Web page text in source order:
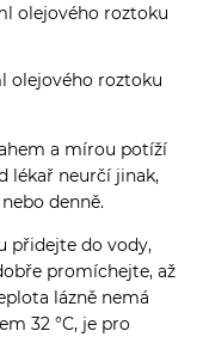
olejového roztoku
olejového roztoku
a mírou potíží
lékař neurčí jinak,
denně.
přidejte do vody,
promíchejte, až
lázně nemá
32 °C, je pro